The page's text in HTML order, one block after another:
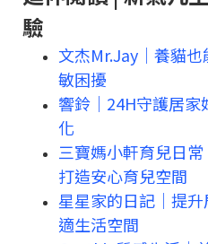
驗
文杰Mr.Jay｜養貓
敏困擾
響鈴｜24H守護居
化
三寶媽小軒育兒日
打造安心育兒空間
星星家的日記｜提
適生活空間